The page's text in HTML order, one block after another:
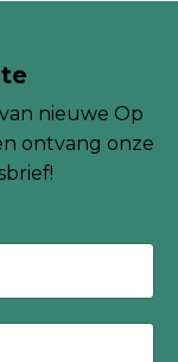
nieuwe Op
ontvang onze